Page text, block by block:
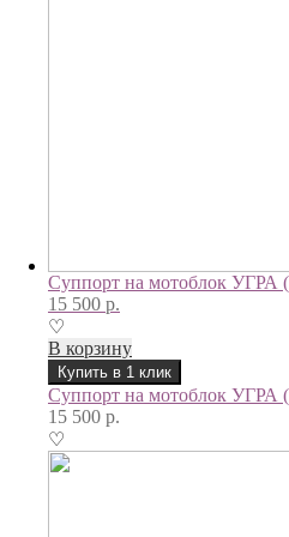
Суппорт на мотоблок УГРА
15 500 р.
♡
В корзину
Купить в 1 клик
Суппорт на мотоблок УГРА
15 500 р.
♡